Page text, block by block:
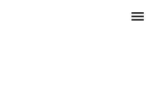
menu